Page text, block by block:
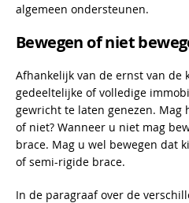
algemeen ondersteunen.
Bewegen of niet
Afhankelijk van de ernst van de
gedeeltelijke of volledige
gewricht te laten genezen. Mag
of niet? Wanneer u niet mag
brace. Mag u wel bewegen dat
of semi-rigide brace.
In de paragraaf over de